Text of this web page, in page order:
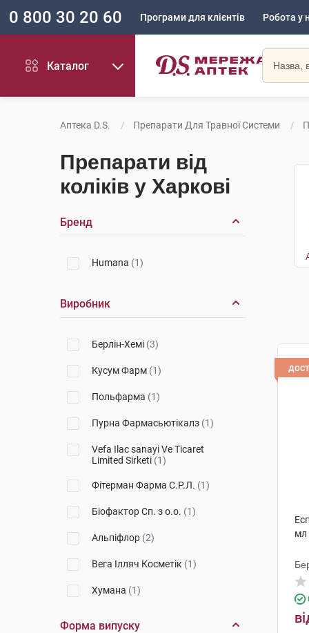
0 800 30 20 60 Програми для клієнтів Робота у
Каталог
Аптека D.S. Препарати Для Травної Системи
Препарати від
коліків у Харкові
Бренд
Humana (1)
Виробник
Берлін-Хемі (3)
Кусум Фарм (1)
Польфарма (1)
Пурна Фармасьютікалз (1)
Vеfa Ilac sanayi Ve Ticaret
Limited Sirketi (1)
Фітерман Фарма С.Р.Л. (1)
Біофактор Сп. з о.о. (1)
Альпіфлор (2)
Вега Ілляч Косметік (1)
Хумана (1)
Форма випуску
мл